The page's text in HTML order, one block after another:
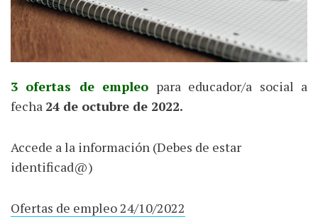
3 ofertas de empleo para educador/a social a
fecha 24 de octubre de 2022.
Accede a la información (Debes de estar
identificad@)
Ofertas de empleo 24/10/2022